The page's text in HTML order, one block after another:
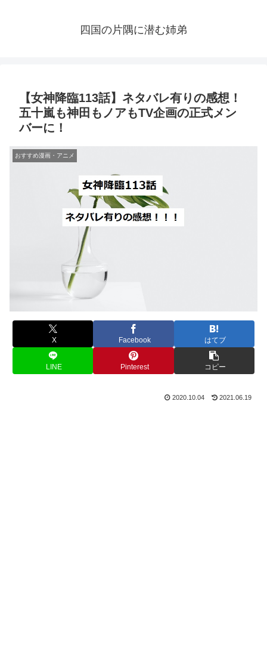
四国の片隅に潜む姉弟
【女神降臨113話】ネタバレ有りの感想！
五十嵐も神田もノアもTV企画の正式メン
バーに！
おすすめ漫画・アニメ
X Facebook はてブ
LINE Pinterest コピー
2020.10.04 2021.06.19